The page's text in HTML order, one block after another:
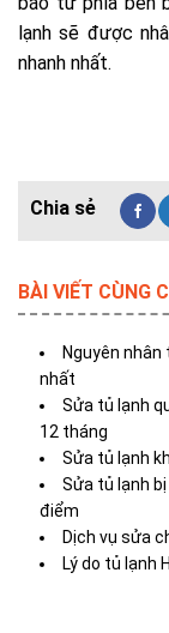
lạnh sẽ được
nhanh nhất.
BÀI VIẾT CÙNG
Nguyên
nhất
Sửa tủ lạnh
12 tháng
Sửa tủ lạnh
Sửa tủ lạnh
điểm
Dịch vụ sửa
Lý do tủ lạnh